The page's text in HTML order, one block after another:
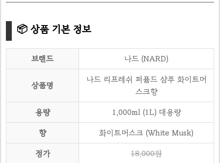
📦 상품 기본 정보
브랜드 나드 (NARD)
상품명
나드 리프레쉬 퍼퓸드 샴푸 화이트머
스크향
용량 1,000ml (1L) 대용량
향 화이트머스크 (White Musk)
정가 18,000원